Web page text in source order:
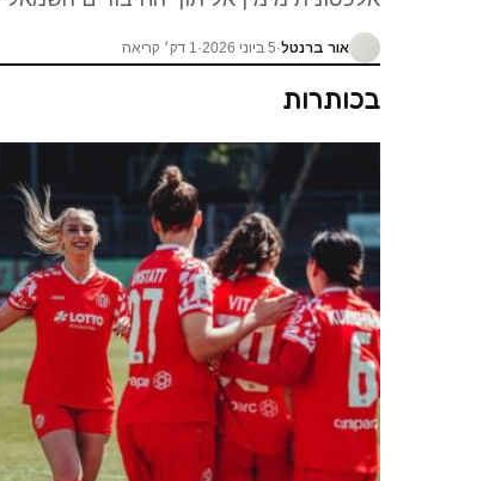
אור ברנטל·5 ביוני 2026 ·1 דק׳ קריאה
בכותרות